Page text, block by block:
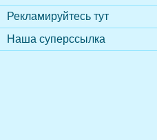
Рекламируйтесь тут
Наша суперссылка